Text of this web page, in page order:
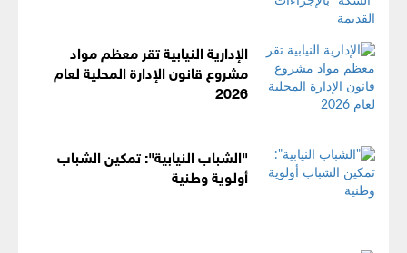
الإدارية النيابية تقر معظم مواد
مشروع قانون الإدارة المحلية لعام
2026
"الشباب النيابية": تمكين الشباب
أولوية وطنية